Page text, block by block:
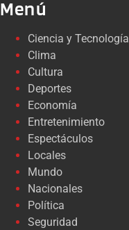
Menú
Ciencia y Tecnología
Clima
Cultura
Deportes
Economía
Entretenimiento
Espectáculos
Locales
Mundo
Nacionales
Política
Seguridad